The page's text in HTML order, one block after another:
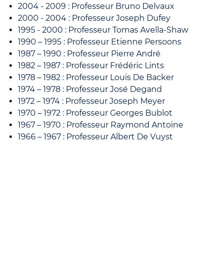
2004 - 2009 : Professeur Bruno Delvaux
2000 - 2004 : Professeur Joseph Dufey
1995 - 2000 : Professeur Tomas Avella-Shaw
1990 – 1995 : Professeur Etienne Persoons
1987 – 1990 : Professeur Pierre André
1982 – 1987 : Professeur Frédéric Lints
1978 – 1982 : Professeur Louis De Backer
1974 – 1978 : Professeur José Degand
1972 – 1974 : Professeur Joseph Meyer
1970 – 1972 : Professeur Georges Bublot
1967 – 1970 : Professeur Raymond Antoine
1966 – 1967 : Professeur Albert De Vuyst